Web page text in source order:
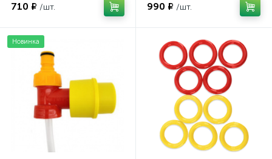
710 ₽ /шт. 990 ₽ /шт.
Новинка